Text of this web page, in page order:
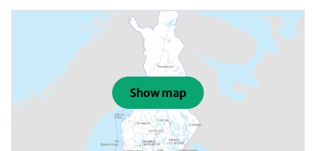
Show map